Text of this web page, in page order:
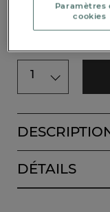
1
DÉTAILS
Paramètres
cookies